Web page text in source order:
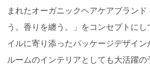
まれたオーガニックヘアケアブラン
う。香りを纏う。」をコンセプトに
イルに寄り添ったパッケージデザイ
ルームのインテリアとしても大活躍の